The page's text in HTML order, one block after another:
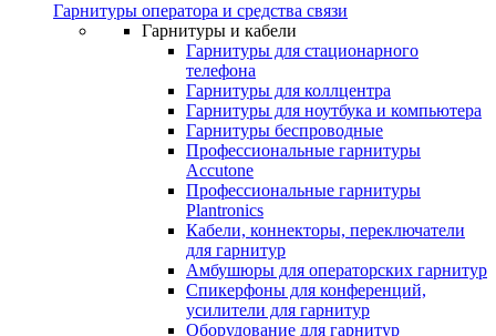
Гарнитуры оператора и средства связи
Гарнитуры и кабели
Гарнитуры для стационарного
телефона
Гарнитуры для коллцентра
Гарнитуры для ноутбука и компьютера
Гарнитуры беспроводные
Профессиональные гарнитуры
Accutone
Профессиональные гарнитуры
Plantronics
Кабели, коннекторы, переключатели
для гарнитур
Амбушюры для операторских гарнитур
Cпикерфоны для конференций,
усилители для гарнитур
Оборудование для гарнитур